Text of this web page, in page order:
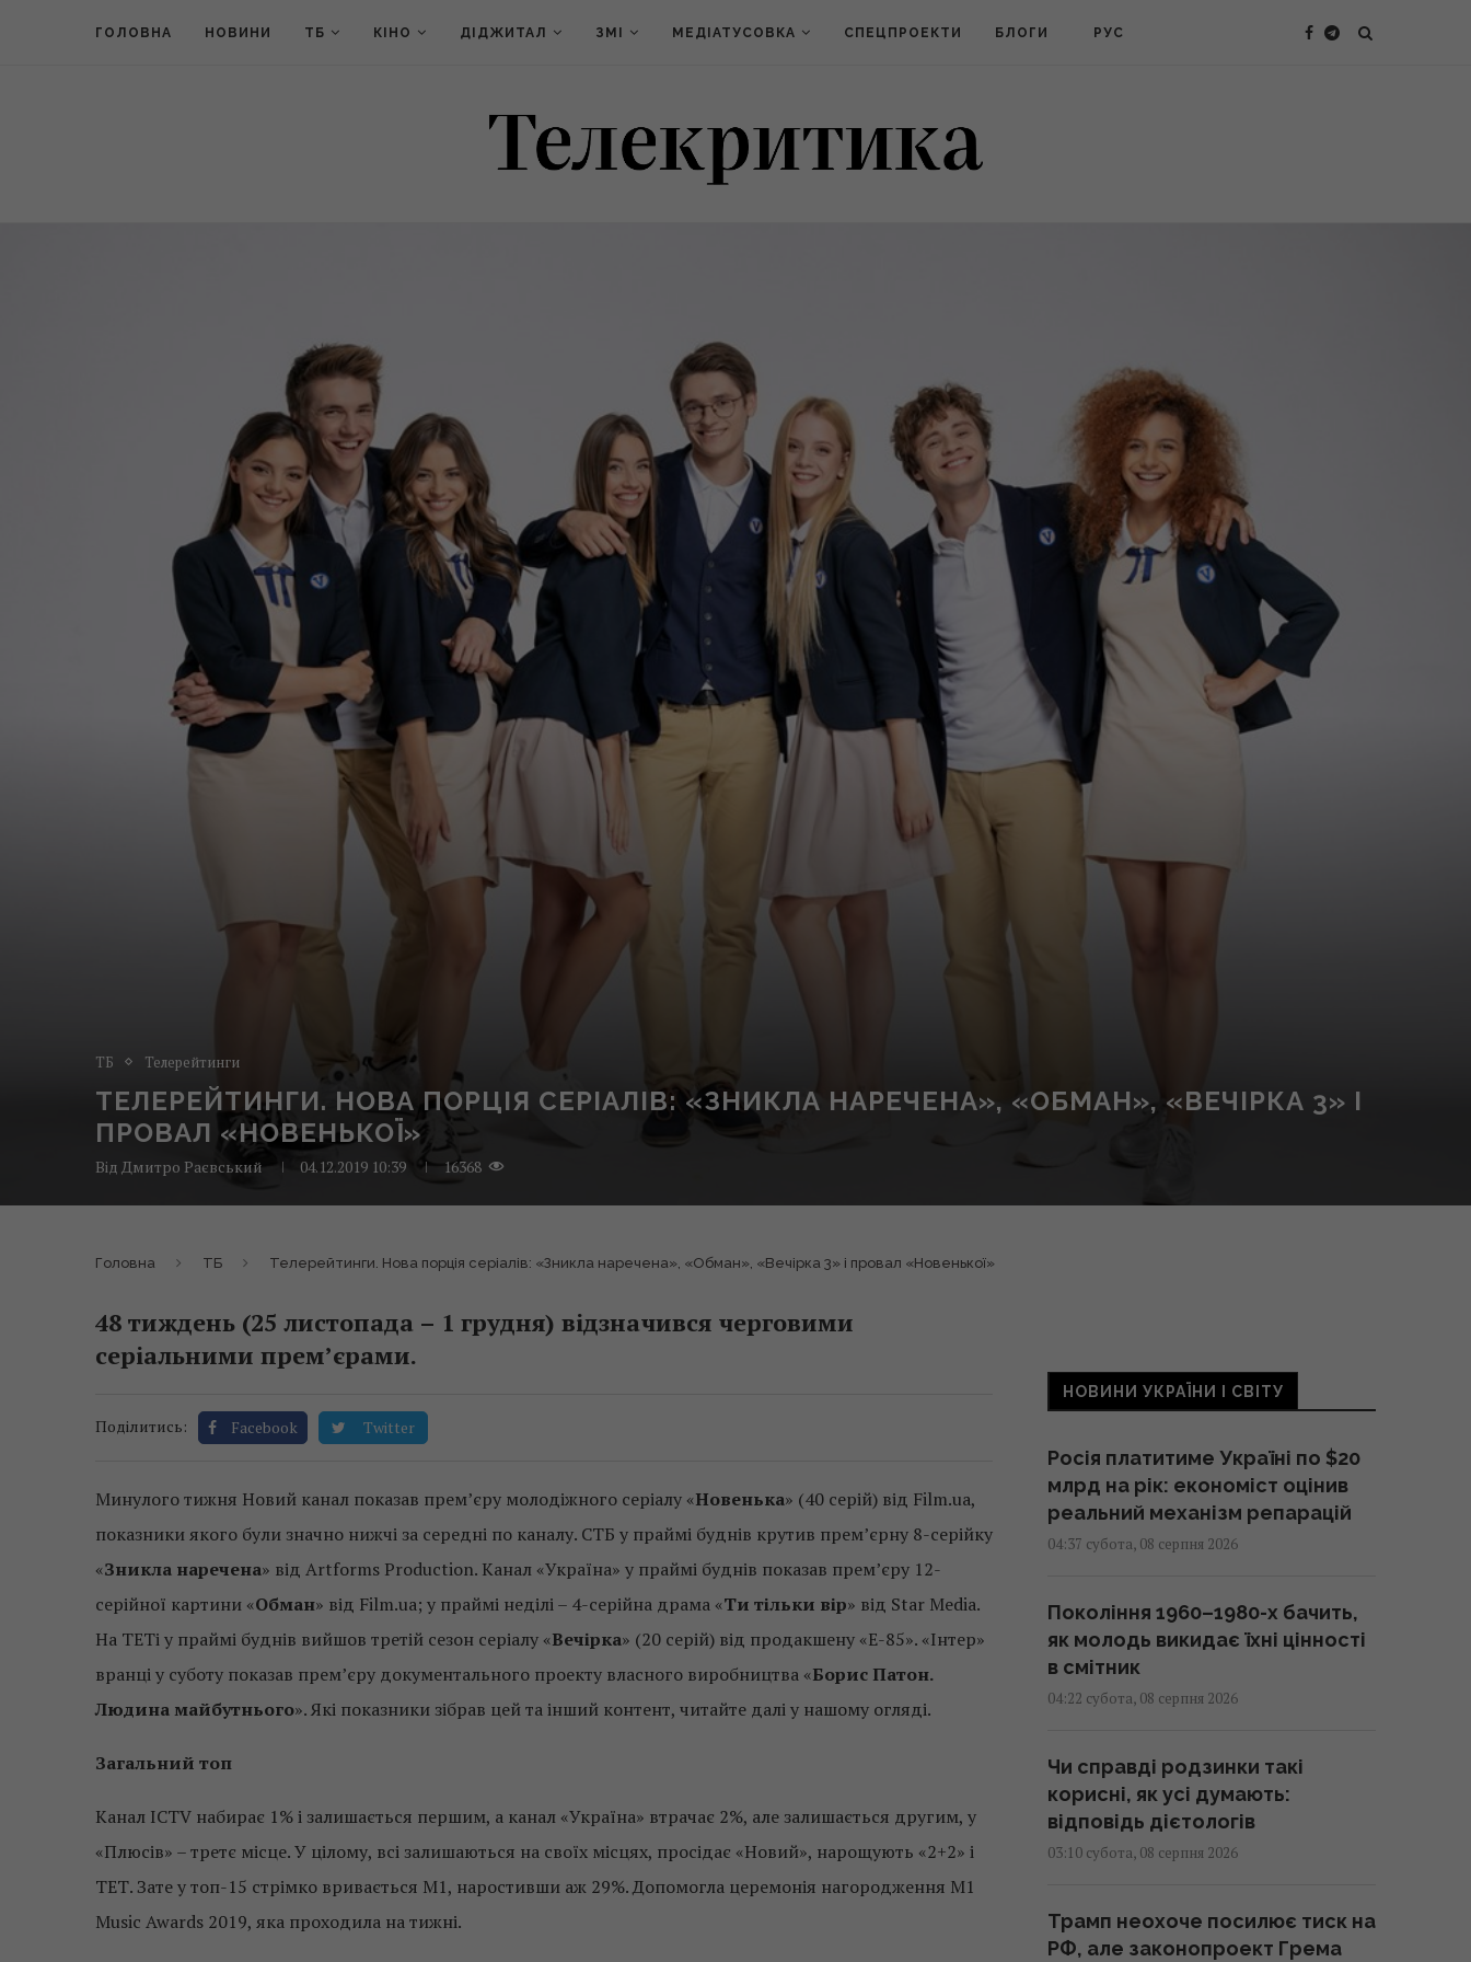
ГОЛОВНА НОВИНИ ТБ КІНО ДІДЖИТАЛ ЗМІ МЕДІАТУСОВКА СПЕЦПРОЕКТИ БЛОГИ РУС
ТБ Телерейтинги
ТЕЛЕРЕЙТИНГИ. НОВА ПОРЦІЯ СЕРІАЛІВ: «ЗНИКЛА НАРЕЧЕНА», «ОБМАН», «ВЕЧІРКА 3» І
ПРОВАЛ «НОВЕНЬКОЇ»
Від Дмитро Раєвський 04.12.2019 10:39 16368
Головна ТБ Телерейтинги. Нова порція серіалів: «Зникла наречена», «Обман», «Вечірка 3» і провал «Новенької»
48 тиждень (25 листопада – 1 грудня) відзначився черговими
серіальними прем’єрами.
Поділитись: Facebook Twitter
Минулого тижня Новий канал показав прем’єру молодіжного серіалу «Новенька» (40 серій) від Film.ua,
показники якого були значно нижчі за середні по каналу. СТБ у праймі буднів крутив прем’єрну 8-серійку
«Зникла наречена» від Artforms Production. Канал «Україна» у праймі буднів показав прем’єру 12-
серійної картини «Обман» від Film.ua; у праймі неділі – 4-серійна драма «Ти тільки вір» від Star Media.
На ТЕТі у праймі буднів вийшов третій сезон серіалу «Вечірка» (20 серій) від продакшену «Е-85». «Інтер»
вранці у суботу показав прем’єру документального проекту власного виробництва «Борис Патон.
Людина майбутнього». Які показники зібрав цей та інший контент, читайте далі у нашому огляді.
Загальний топ
Канал ICTV набирає 1% і залишається першим, а канал «Україна» втрачає 2%, але залишається другим, у
«Плюсів» – третє місце. У цілому, всі залишаються на своїх місцях, просідає «Новий», нарощують «2+2» і
ТЕТ. Зате у топ-15 стрімко вривається М1, наростивши аж 29%. Допомогла церемонія нагородження M1
Music Awards 2019, яка проходила на тижні.
НОВИНИ УКРАЇНИ І СВІТУ
Росія платитиме Україні по $20
млрд на рік: економіст оцінив
реальний механізм репарацій
04:37 субота, 08 серпня 2026
Покоління 1960–1980-х бачить,
як молодь викидає їхні цінності
в смітник
04:22 субота, 08 серпня 2026
Чи справді родзинки такі
корисні, як усі думають:
відповідь дієтологів
03:10 субота, 08 серпня 2026
Трамп неохоче посилює тиск на
РФ, але законопроект Грема